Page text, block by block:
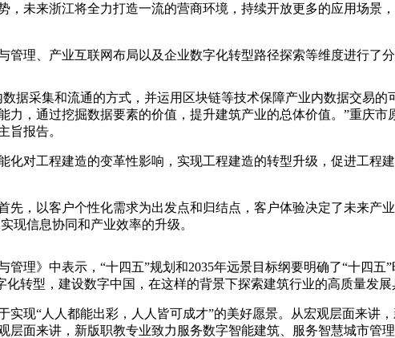
未来浙江将全力打造一流的营商环境，持续开放更多的应用场景
、产业互联网布局以及企业数字化转型路径探索等维度进行了分
采集和流通的方式，并运用区块链等技术保障产业内数据交易的
，通过挖掘数据要素的价值，提升建筑产业的总体价值。”重庆市
旨报告。
工程建造的变革性影响，实现工程建造的转型升级，促进工程
以客户个性化需求为出发点和归结点，客户体验决定了未来产
现信息协同和产业效率的升级。
》中表示，“十四五”规划和2035年远景目标纲要明确了“十四五
转型，建设数字中国，在这样的背景下探索建筑行业的高质量发展
“人人都能出彩，人人皆可成才”的美好愿景。从宏观层面来讲
面来讲，新版职教专业致力服务数字智能建筑、服务智慧城市管